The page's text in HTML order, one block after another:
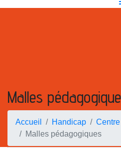
Malles
Accueil Handicap
Centre
Malles pédagogiques